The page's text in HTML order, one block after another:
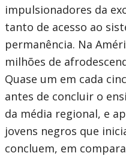
impulsionadores da
tanto de acesso ao
permanência. Na
milhões de
Quase um em cada
antes de concluir o
da média regional, e
jovens negros que
concluem, em